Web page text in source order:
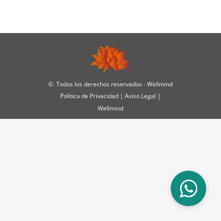
©. Todos los derechos reservados - Wellmind
Política de Privacidad | Aviso Legal |
Wellmind